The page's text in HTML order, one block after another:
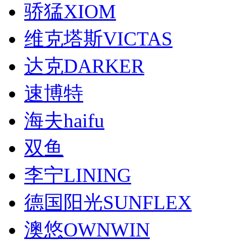
骄猛XIOM
维克塔斯VICTAS
达克DARKER
速博特
海夫haifu
双鱼
李宁LINING
德国阳光SUNFLEX
澳悠OWNWIN